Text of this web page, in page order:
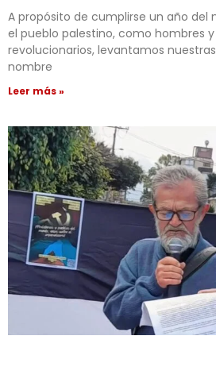
A propósito de cumplirse un año del
el pueblo palestino, como hombres
revolucionarios, levantamos
nombre
Leer más »